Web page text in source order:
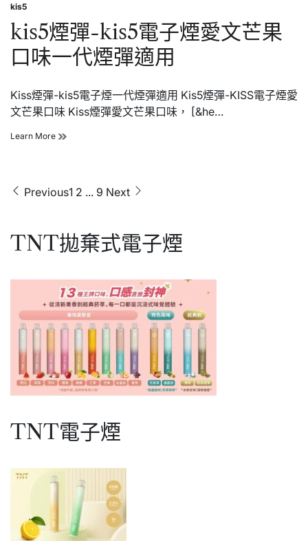
用
子
煙
藍
泡
糖
口
一
適
Posted
in
kis5
kis5煙彈-kis5電子煙愛文芒果
口味一代煙彈適用
Kiss煙彈-kis5電子煙一代煙彈適用 Kis5煙彈-KISS電子煙愛
文芒果口味 Kiss煙彈愛文芒果口味， [&he…
Learn More kis5
子
文
芒
一
代
煙
用
文
分
頁
Previous1 2 ... 9 Next
TNT拋棄式電子煙
TNT電子煙